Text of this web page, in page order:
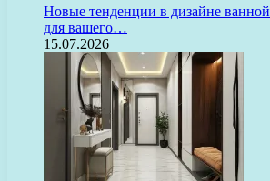
Новые тенденции в дизайне
для вашего…
15.07.2026